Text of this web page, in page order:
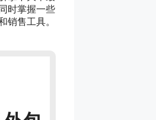
时掌握一些
销售工具。